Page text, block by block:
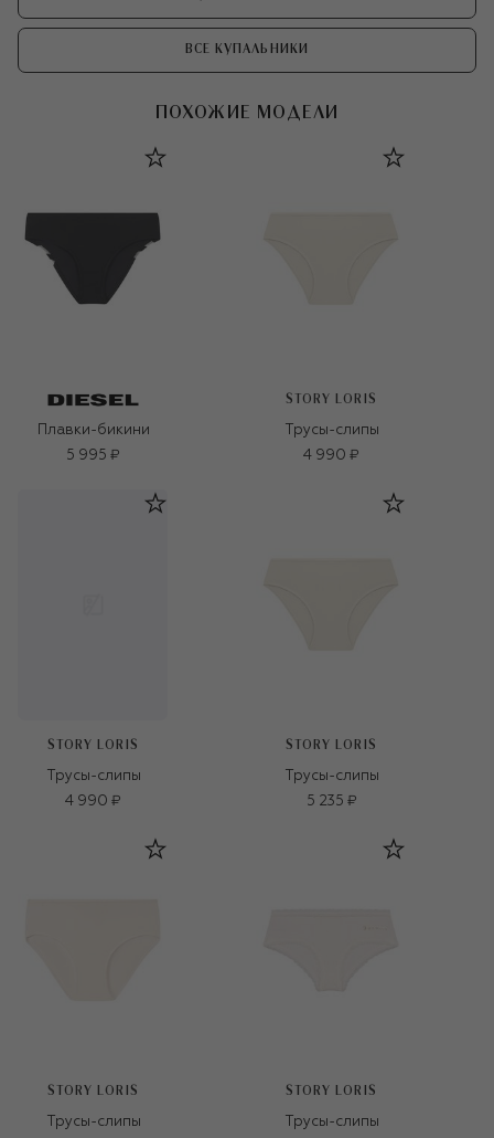
ВСЕ КУПАЛЬНИКИ
ПОХОЖИЕ МОДЕЛИ
Плавки-бикини
5 995 ₽
STORY LORIS
Трусы-слипы
4 990 ₽
STORY LORIS
Трусы-слипы
4 990 ₽
STORY LORIS
Трусы-слипы
5 235 ₽
STORY LORIS
Трусы-слипы
STORY LORIS
Трусы-слипы